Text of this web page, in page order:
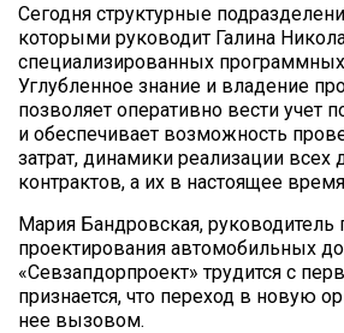
Сегодня структурные
которыми руководит Галина
специализированных
Углубленное знание и владение
позволяет оперативно вести учет
и обеспечивает возможность
затрат, динамики реализации всех
контрактов, а их в настоящее
Мария Бандровская, руководитель
проектирования автомобильных
«Севзапдорпроект» трудится с
признается, что переход в новую
нее вызовом.